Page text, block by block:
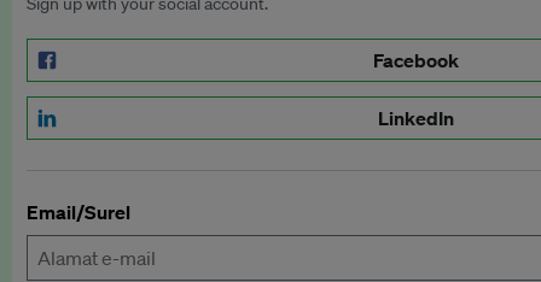
Facebook
LinkedIn
Email/Surel